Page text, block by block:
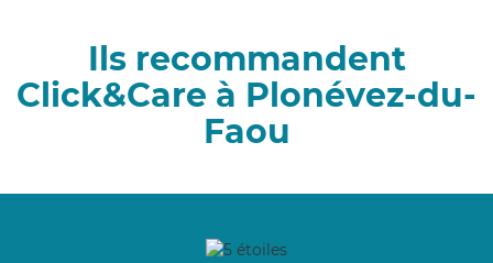
Ils recommandent
Click&Care à Plonévez-du-
Faou